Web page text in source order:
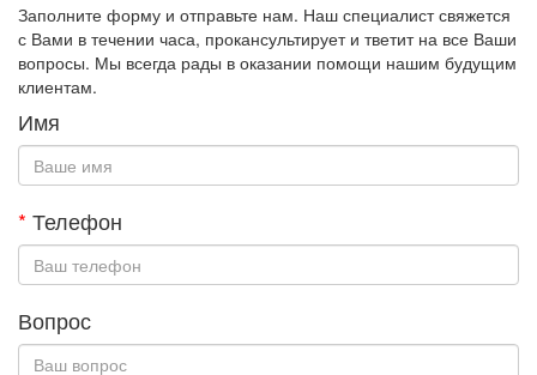
Заполните форму и отправьте нам. Наш специалист свяжется
с Вами в течении часа, прокансультирует и тветит на все Ваши
вопросы. Мы всегда рады в оказании помощи нашим будущим
клиентам.
Имя
* Телефон
Вопрос